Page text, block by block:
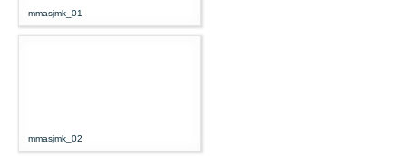
mmasjmk_01
mmasjmk_02